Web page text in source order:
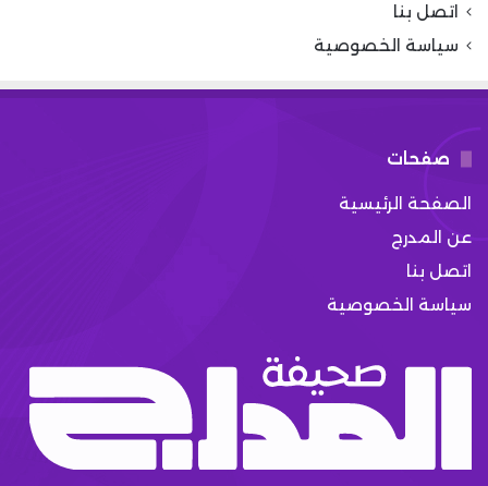
اتصل بنا
سياسة الخصوصية
صفحات
الصفحة الرئيسية
عن المدرج
اتصل بنا
سياسة الخصوصية